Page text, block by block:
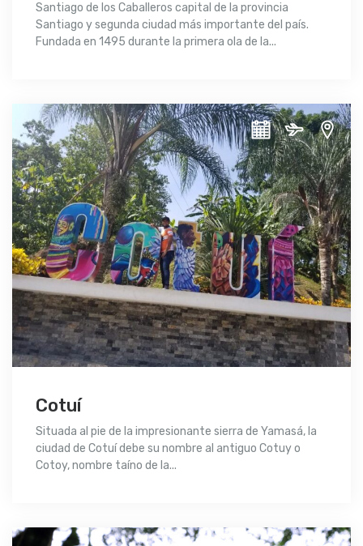
Santiago de los Caballeros capital de la provincia
Santiago y segunda ciudad más importante del país.
Fundada en 1495 durante la primera ola de la...
Cotuí
Situada al pie de la impresionante sierra de Yamasá, la
ciudad de Cotuí debe su nombre al antiguo Cotuy o
Cotoy, nombre taíno de la...